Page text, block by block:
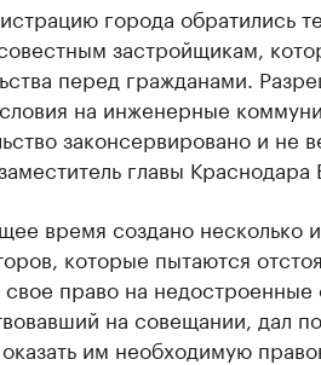
города обратились
застройщикам,
перед гражданами.
на инженерные
законсервировано и не
главы
время создано несколько
которые пытаются
свое право на недостроенные
на совещании, дал
им необходимую